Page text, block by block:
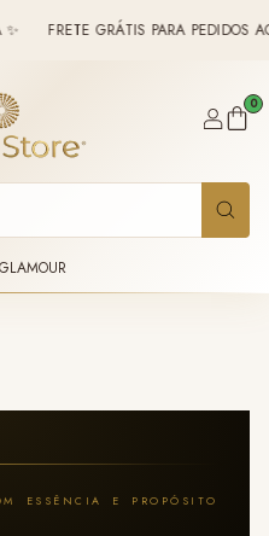
FRETE GRÁTIS PARA PEDIDOS
0
GLAMOUR
ESSÊNCIA E PROPÓSITO